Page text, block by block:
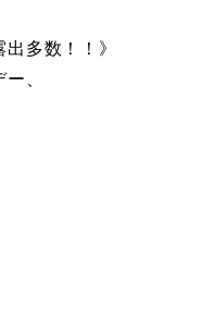
多数！！》
、